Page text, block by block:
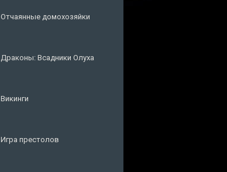
Отчаянные домохозяйки
Драконы: Всадники Олуха
Викинги
Игра престолов